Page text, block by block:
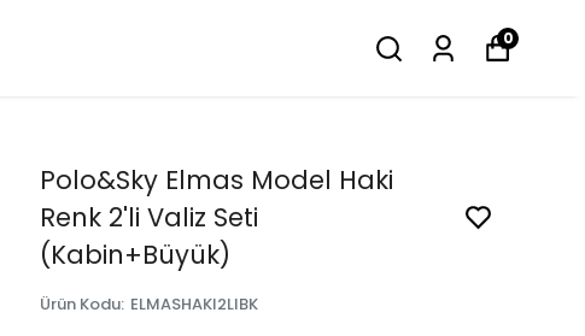
0
Polo&Sky Elmas Model Haki
Renk 2'li Valiz Seti
(Kabin+Büyük)
Ürün Kodu: ELMASHAKI2LIBK